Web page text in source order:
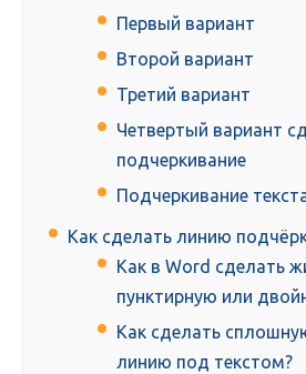
Первый вариант
Второй вариант
Третий вариант
Четвертый вариант
подчеркивание
Подчеркивание
Как сделать линию
Как в Word сделать
пунктирную или
Как сделать
линию под текстом?